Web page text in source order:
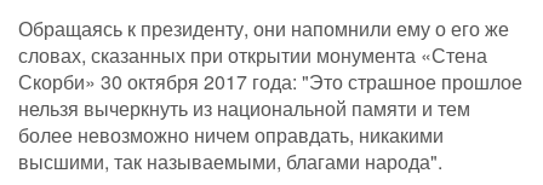
Обращаясь к президенту, они напомнили ему о его же
словах, сказанных при открытии монумента «Стена
Скорби» 30 октября 2017 года: "Это страшное прошлое
нельзя вычеркнуть из национальной памяти и тем
более невозможно ничем оправдать, никакими
высшими, так называемыми, благами народа".